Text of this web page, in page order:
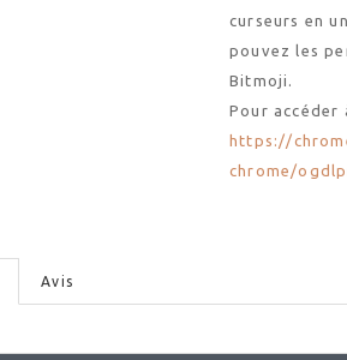
curseurs en
pouvez les
Bitmoji.
Pour accéder
https://
chrome/
Avis